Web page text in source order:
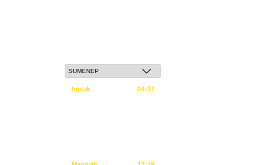
Imsak 04:07